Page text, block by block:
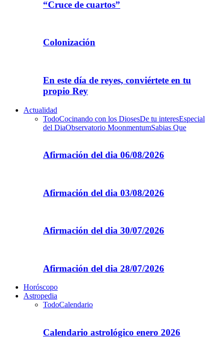
“Cruce de cuartos”
Colonización
En este día de reyes, conviértete en tu
propio Rey
Actualidad
TodoCocinando con los DiosesDe tu interesEspecial
del DiaObservatorio MoonmentumSabias Que
Afirmación del dia 06/08/2026
Afirmación del dia 03/08/2026
Afirmación del dia 30/07/2026
Afirmación del dia 28/07/2026
Horóscopo
Astropedia
TodoCalendario
Calendario astrológico enero 2026